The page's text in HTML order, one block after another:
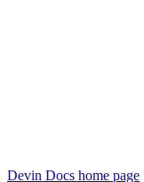
Devin Docs home page